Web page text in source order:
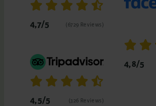
4,7/5 (6729 Reviews)
4,8/5
4,5/5 (326 Reviews)